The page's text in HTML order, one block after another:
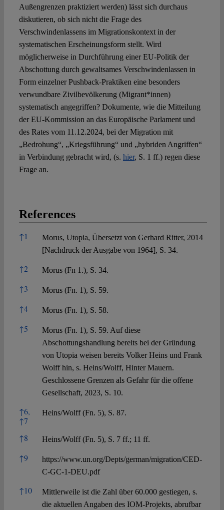
Außengrenzen praktiziert werden) lässt sich durchaus
diskutieren, ob sich nicht die Frage des
Verschwindenlassens im Migrationskontext in der
systematischen Erscheinungsform stellt. Wird
möglicherweise in Durchführung einer EU-Politik der
Abschottung durch gewaltsames Verschwindenlassen in
Form einzelner Pushback-Praktiken eine besonders
verwundbare Zivilbevölkerung (Migrant*innen)
systematisch angegriffen? Dokumente, wie die Mitteilung
der EU-Kommission an das Europäische Parlament und
des Rates vom 11.12.2024, bei der Migration mit
„Bedrohung“, „Kriegsführung“ und „hybriden Angriffen“
in Verbindung gebracht wird, (s. hier, S. 1 ff.) regen diese
Frage an.
References
References
↑1
Morus, Utopia, Übersetzt von Gerhard Ritter, 2014
[Nachdruck der Ausgabe von 1964], S. 34.
↑2 Morus (Fn 1.), S. 34.
↑3 Morus (Fn. 1), S. 59.
↑4 Morus (Fn. 1), S. 58.
↑5
Morus (Fn. 1), S. 59. Auf diese
Abschottungshandlung bereits bei der Gründung
von Utopia weisen bereits Volker Heins und Frank
Wolff hin, s. Heins/Wolff, Hinter Mauern.
Geschlossene Grenzen als Gefahr für die offene
Gesellschaft, 2023, S. 10.
↑6,
↑7
Heins/Wolff (Fn. 5), S. 87.
↑8 Heins/Wolff (Fn. 5), S. 7 ff.; 11 ff.
↑9
https://www.un.org/Depts/german/migration/CED-
C-GC-1-DEU.pdf
↑10
Mittlerweile ist die Zahl über 60.000 gestiegen, s.
die aktuellen Angaben des IOM-Projekts, abrufbar